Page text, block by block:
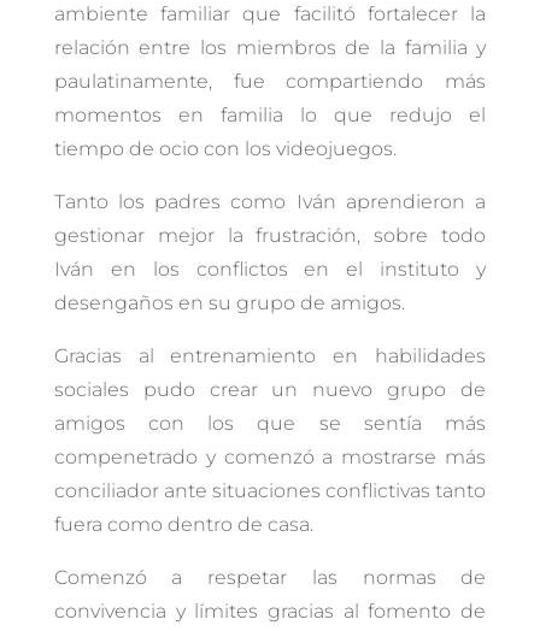
ambiente familiar que facilitó fortalecer la
relación entre los miembros de la familia y
paulatinamente, fue compartiendo más
momentos en familia lo que redujo el
tiempo de ocio con los videojuegos.
Tanto los padres como Iván aprendieron a
gestionar mejor la frustración, sobre todo
Iván en los conflictos en el instituto y
desengaños en su grupo de amigos.
Gracias al entrenamiento en habilidades
sociales pudo crear un nuevo grupo de
amigos con los que se sentía más
compenetrado y comenzó a mostrarse más
conciliador ante situaciones conflictivas tanto
fuera como dentro de casa.
Comenzó a respetar las normas de
convivencia y límites gracias al fomento de